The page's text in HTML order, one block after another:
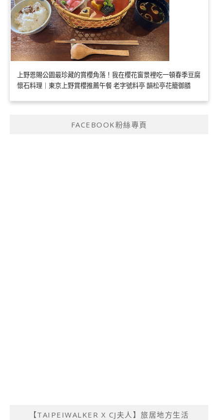
上野恩賜公園最珍藏的賞櫻角落！我在櫻花窗景裡吃一頓春季豆腐
懷石料理｜東京上野賞櫻推薦午餐 老字號料亭 韻松亭花籠御膳
FACEBOOK粉絲專頁
【TAIPEIWALKER X CJ夫人】旅居地方生活